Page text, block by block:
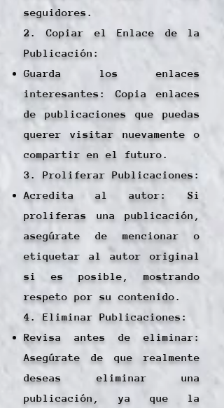
seguidores.
2. Copiar el Enlace de la
Publicación:
Guarda los enlaces
interesantes: Copia enlaces
de publicaciones que puedas
querer visitar nuevamente o
compartir en el futuro.
3. Proliferar Publicaciones:
Acredita al autor: Si
proliferas una publicación,
asegúrate de mencionar o
etiquetar al autor original
si es posible, mostrando
respeto por su contenido.
4. Eliminar Publicaciones:
Revisa antes de eliminar:
Asegúrate de que realmente
deseas eliminar una
publicación, ya que la